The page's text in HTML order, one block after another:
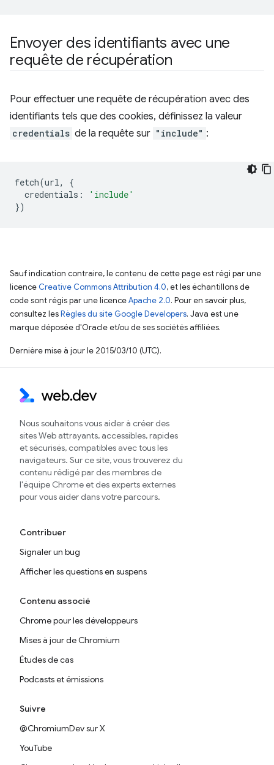
Envoyer des identifiants avec une
requête de récupération
Pour effectuer une requête de récupération avec des
identifiants tels que des cookies, définissez la valeur
credentials de la requête sur "include" :
fetch(url,
{
credentials :
'include'
})
Sauf indication contraire, le contenu de cette page est régi par une
licence Creative Commons Attribution 4.0, et les échantillons de
code sont régis par une licenceApache 2.0. Pour en savoir plus,
consultez lesRègles du site Google Developers. Java est une
marque déposée d'Oracle et/ou de ses sociétés affiliées.
Dernière mise à jour le 2015/03/10 (UTC).
Nous souhaitons vous aider à créer des
sites Web attrayants, accessibles, rapides
et sécurisés, compatibles avec tous les
navigateurs. Sur ce site, vous trouverez du
contenu rédigé par des membres de
l'équipe Chrome et des experts externes
pour vous aider dans votre parcours.
Contribuer
Signaler un bug
Afficher les questions en suspens
Contenu associé
Chrome pour les développeurs
Mises à jour de Chromium
Études de cas
Podcasts et émissions
Suivre
@ChromiumDev sur X
YouTube